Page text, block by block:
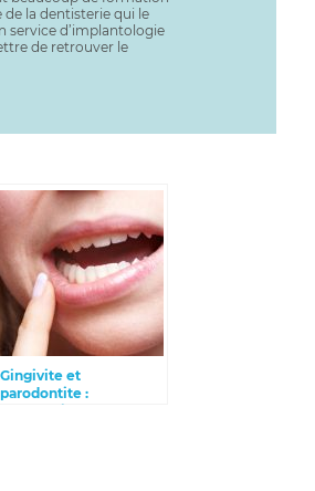
la dentisterie qui le
service d’implantologie
de retrouver le
Gingivite et
parodontite :